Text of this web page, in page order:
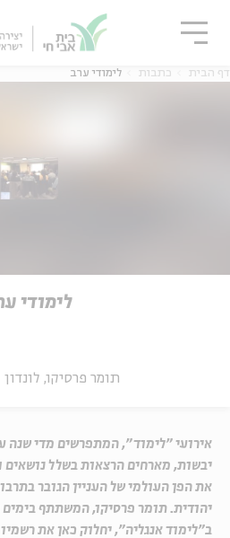
אנגלית
דף הבית כתבות לימודי ערב
לימודי
תומר פרסיקו, לונדון
אירועי "לימוד", המתפרשים מדי שנה
יבשות, מארחים הרצאות בשלל נושאים
את הפן העולמי של העניין הגובר
יהודית. תומר פרסיקו, המשתתף בימים
ב"לימוד אנגליה", יחלוק כאן את רשמיו
סגור